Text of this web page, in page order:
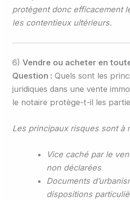
protègent donc efficacement
les contentieux ultérieurs.
6)Vendre ou acheter en
Question : Quels sont les
juridiques dans une vente
le notaire protège-t-il les
Les principaux risques sont à
Vice caché par le
non déclarées
Documents
dispositions